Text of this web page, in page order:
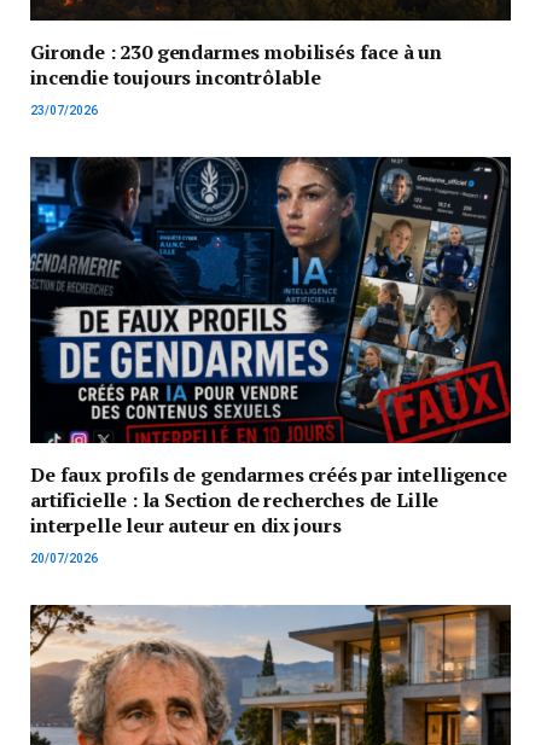
Gironde : 230 gendarmes mobilisés face à un
incendie toujours incontrôlable
23/07/2026
De faux profils de gendarmes créés par intelligence
artificielle : la Section de recherches de Lille
interpelle leur auteur en dix jours
20/07/2026